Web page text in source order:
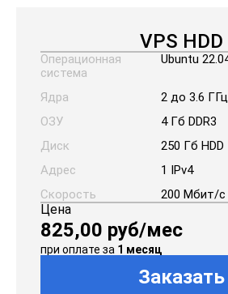
VPS HDD
Операционная
система
Ubuntu
Ядра
2 до 3.6
ОЗУ
4 Гб DDR3
Диск
250 Гб HDD
Адрес
1 IPv4
Скорость
200 Мбит/с
Цена
825,00 руб/мес
при оплате за 1 месяц
Заказать